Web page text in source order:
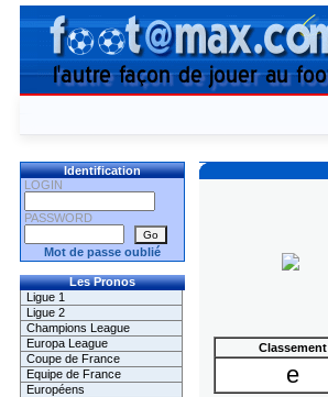
Identification
LOGIN
PASSWORD
Mot de passe oublié
Les Pronos
Ligue 1
Ligue 2
Champions League
Europa League
Coupe de France
Equipe de France
Européens
Classement
e